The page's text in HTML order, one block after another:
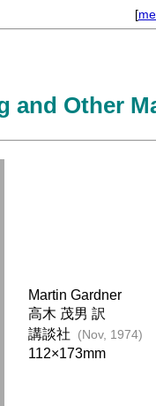
[
and Other
Martin Gardner
高木 茂男 訳
講談社
(Nov, 1974)
112×173mm